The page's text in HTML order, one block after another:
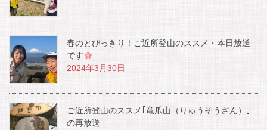
春のとびっきり！ご近所登山のススメ・本日放送
です
2024年3月30日
ご近所登山のススメ｢竜爪山（りゅうそうざん）｣
の再放送